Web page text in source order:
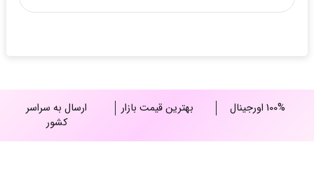
100% اورجینال بهترین قیمت بازار
ارسال به سراسر
کشور